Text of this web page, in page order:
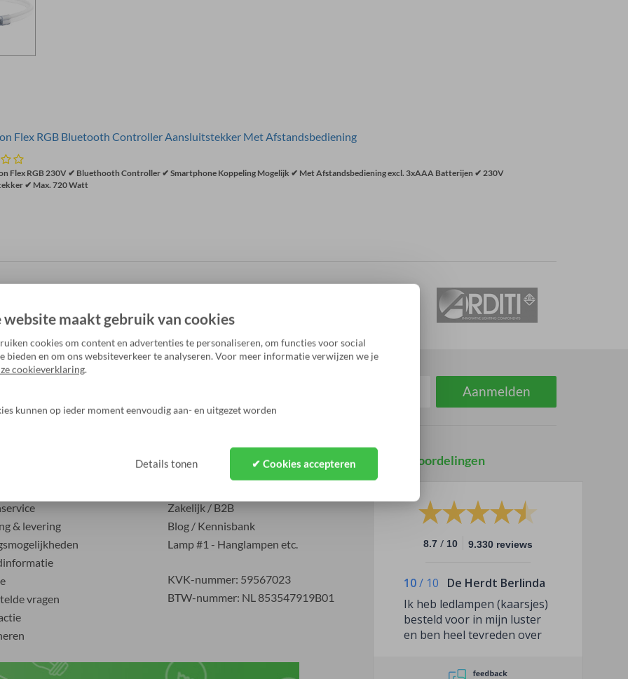
website maakt gebruik van cookies
cookies om content en advertenties te personaliseren, om functies voor social
bieden en om ons websiteverkeer te analyseren. Voor meer informatie verwijzen we je
cookieverklaring.
kunnen op ieder moment eenvoudig aan- en uitgezet worden
Details tonen ✔ Cookies accepteren
Flex RGB Bluetooth Controller Aansluitstekker Met Afstandsbediening
Flex RGB 230V ✔ Bluethooth Controller ✔ Smartphone Koppeling Mogelijk ✔ Met Afstandsbediening excl. 3xAAA Batterijen ✔ 230V
✔ Max. 720 Watt
nooit meer! Aanmelden
& levering
vragen
Overig
Zakelijk / B2B
Blog / Kennisbank
Lamp #1 - Hanglampen etc.
KVK-nummer: 59567023
BTW-nummer: NL 853547919B01
Klantbeoordelingen
8.7 / 10 9.330 reviews
10 / 10
De Herdt Berlinda
Ik heb ledlampen (kaarsjes)
besteld voor in mijn luster
en ben heel tevreden over